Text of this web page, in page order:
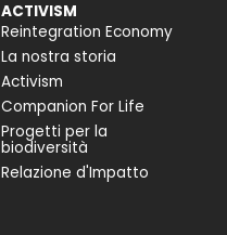
ACTIVISM
Reintegration Economy
La nostra storia
Activism
Companion For Life
Progetti per la
biodiversità
Relazione d'Impatto